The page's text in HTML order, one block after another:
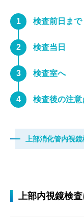
1 検査前日まで
2 検査当日
3 検査室へ
4 検査後の注意
上部消化管内視
上部内視鏡検